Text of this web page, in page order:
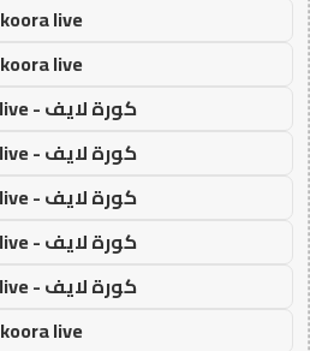
koora live
koora live
كورة لايف - koora live
كورة لايف - koora live
كورة لايف - koora live
كورة لايف - koora live
كورة لايف - koora live
koora live